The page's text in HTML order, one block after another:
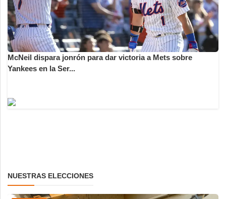
McNeil dispara jonrón para dar victoria a Mets sobre
Yankees en la Ser...
NUESTRAS ELECCIONES